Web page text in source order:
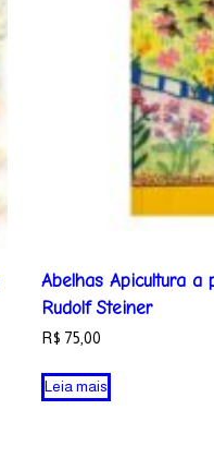
Abelhas Apicultura
Rudolf Steiner
R$ 75,00
Leia mais